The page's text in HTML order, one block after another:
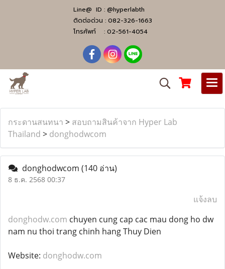
Line@ ID : @hyperlabth
ติดต่อด่วน : 082-326-1663
โทรศัพท์ : 02-561-4054
กระดานสนทนา > สอบถามสินค้าจาก Hyper Lab
Thailand > donghodwcom
donghodwcom (140 อ่าน)
8 ธ.ค. 2568 00:37
แจ้งลบ
donghodw.com chuyen cung cap cac mau dong ho dw
nam nu thoi trang chinh hang Thuy Dien
Website: donghodw.com